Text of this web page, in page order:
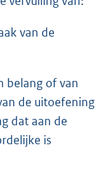
van de
belang of van
de uitoefening
dat aan de
is